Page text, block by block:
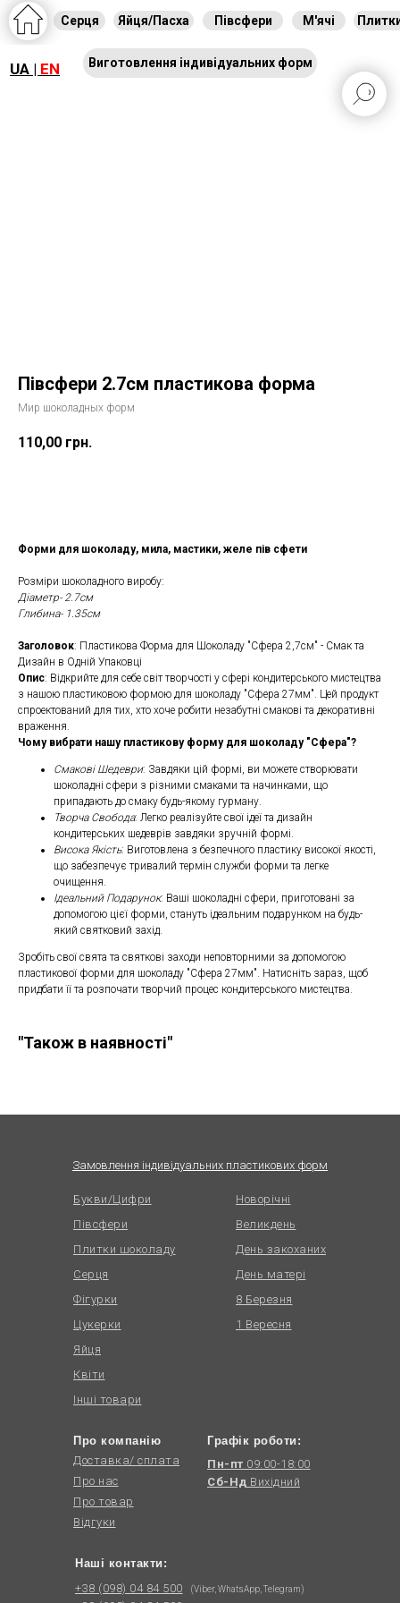
Виготовлення індивідуальних форм
Серця М'ячі
Півсфери
Яйця/Пасха
UA | EN
Півсфери 2.7см пластикова форма
Мир шоколадных форм
110,00 грн.
Форми для шоколаду, мила, мастики, желе пів сфети
Розміри шоколадного виробу:
Діаметр- 2.7см
Глибина- 1.35см
Заголовок: Пластикова Форма для Шоколаду "Сфера 2,7см" - Смак та
Дизайн в Одній Упаковці
Опис: Відкрийте для себе світ творчості у сфері кондитерського мистецтва
з нашою пластиковою формою для шоколаду "Сфера 27мм". Цей продукт
спроектований для тих, хто хоче робити незабутні смакові та декоративні
враження.
Чому вибрати нашу пластикову форму для шоколаду "Сфера"?
Смакові Шедеври: Завдяки цій формі, ви можете створювати
шоколадні сфери з різними смаками та начинками, що
припадають до смаку будь-якому гурману.
Творча Свобода: Легко реалізуйте свої ідеї та дизайн
кондитерських шедеврів завдяки зручній формі.
Висока Якість: Виготовлена з безпечного пластику високої якості,
що забезпечує тривалий термін служби форми та легке
очищення.
Ідеальний Подарунок: Ваші шоколадні сфери, приготовані за
допомогою цієї форми, стануть ідеальним подарунком на будь-
який святковий захід.
Зробіть свої свята та святкові заходи неповторними за допомогою
пластикової форми для шоколаду "Сфера 27мм". Натисніть зараз, щоб
придбати її та розпочати творчий процес кондитерського мистецтва.
"Також в наявності"
+38 (098) 04 84 500
Новорічні
Плитки шоколаду
Серця
Півсфери
Цукерки
Фігурки
Квіти
День матері
День закоханих
Яйця
8 Березня
Букви/Цифри
1 Вересня
Інші товари
Відгуки
Доставка/ сплата
Про нас
Про товар
Замовлення індивідуальних пластикових форм
Великдень
(Viber, WhatsApp, Telegram)
Наші контакти:
Про компанію
Графік роботи:
Пн-пт 09:00-18:00
Сб-Нд Вихідний